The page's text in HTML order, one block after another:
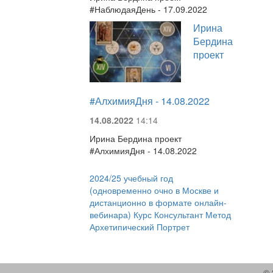
#НаблюдаяДень - 17.09.2022
Ирина
Бердина
проект
#АлхимияДня - 14.08.2022
14.08.2022 14:14
Ирина Бердина проект
#АлхимияДня - 14.08.2022
2024/25 учебный год
(одновременно очно в Москве и
дистанционно в формате онлайн-
вебинара) Курс Консультант Метод
Архетипический Портрет